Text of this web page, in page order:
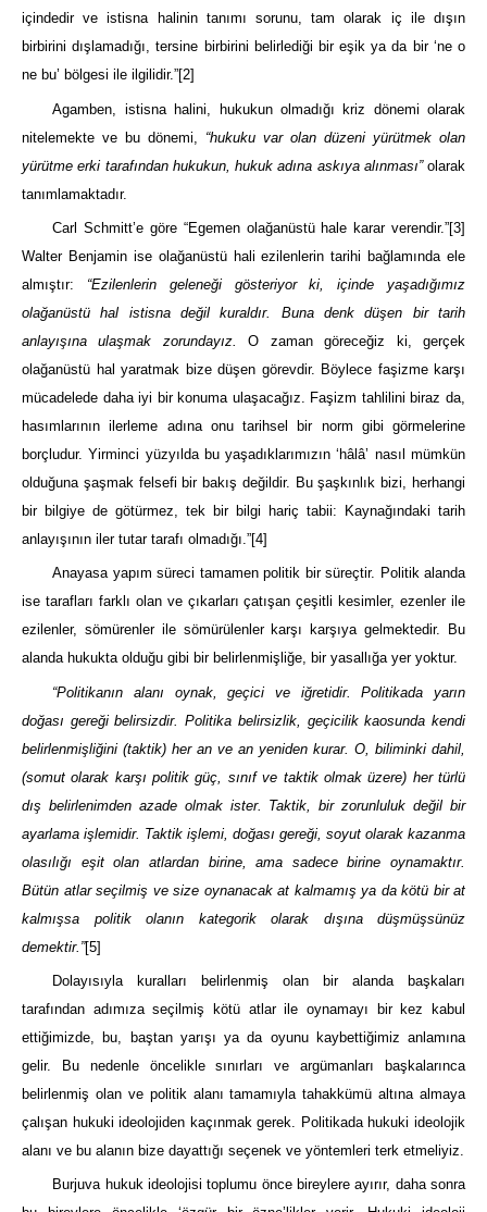
içindedir ve istisna halinin tanımı sorunu, tam olarak iç ile dışın
birbirini dışlamadığı, tersine birbirini belirlediği bir eşik ya da bir ‘ne o
ne bu’ bölgesi ile ilgilidir.”[2]
Agamben, istisna halini, hukukun olmadığı kriz dönemi olarak
nitelemekte ve bu dönemi, “hukuku var olan düzeni yürütmek olan
yürütme erki tarafından hukukun, hukuk adına askıya alınması”olarak
tanımlamaktadır.
Carl Schmitt’e göre “Egemen olağanüstü hale karar verendir.”[3]
Walter Benjamin ise olağanüstü hali ezilenlerin tarihi bağlamında ele
almıştır: “Ezilenlerin geleneği gösteriyor ki, içinde yaşadığımız
olağanüstü hal istisna değil kuraldır. Buna denk düşen bir tarih
anlayışına ulaşmak zorundayız.
O zaman göreceğiz ki, gerçek
olağanüstü hal yaratmak bize düşen görevdir. Böylece faşizme karşı
mücadelede daha iyi bir konuma ulaşacağız. Faşizm tahlilini biraz da,
hasımlarının ilerleme adına onu tarihsel bir norm gibi görmelerine
borçludur. Yirminci yüzyılda bu yaşadıklarımızın ‘hâlâ’ nasıl mümkün
olduğuna şaşmak felsefi bir bakış değildir. Bu şaşkınlık bizi, herhangi
bir bilgiye de götürmez, tek bir bilgi hariç tabii: Kaynağındaki tarih
anlayışının iler tutar tarafı olmadığı.”[4]
Anayasa yapım süreci tamamen politik bir süreçtir. Politik alanda
ise tarafları farklı olan ve çıkarları çatışan çeşitli kesimler, ezenler ile
ezilenler, sömürenler ile sömürülenler karşı karşıya gelmektedir. Bu
alanda hukukta olduğu gibi bir belirlenmişliğe, bir yasallığa yer yoktur.
“Politikanın alanı oynak, geçici ve iğretidir. Politikada yarın
doğası gereği belirsizdir. Politika belirsizlik, geçicilik kaosunda kendi
belirlenmişliğini (taktik) her an ve an yeniden kurar. O, biliminki dahil,
(somut olarak karşı politik güç, sınıf ve taktik olmak üzere) her türlü
dış belirlenimden azade olmak ister. Taktik, bir zorunluluk değil bir
ayarlama işlemidir. Taktik işlemi, doğası gereği, soyut olarak kazanma
olasılığı eşit olan atlardan birine, ama sadece birine oynamaktır.
Bütün atlar seçilmiş ve size oynanacak at kalmamış ya da kötü bir at
kalmışsa politik olanın kategorik olarak dışına düşmüşsünüz
demektir.”[5]
Dolayısıyla kuralları belirlenmiş olan bir alanda başkaları
tarafından adımıza seçilmiş kötü atlar ile oynamayı bir kez kabul
ettiğimizde, bu, baştan yarışı ya da oyunu kaybettiğimiz anlamına
gelir. Bu nedenle öncelikle sınırları ve argümanları başkalarınca
belirlenmiş olan ve politik alanı tamamıyla tahakkümü altına almaya
çalışan hukuki ideolojiden kaçınmak gerek. Politikada hukuki ideolojik
alanı ve bu alanın bize dayattığı seçenek ve yöntemleri terk etmeliyiz.
Burjuva hukuk ideolojisi toplumu önce bireylere ayırır, daha sonra